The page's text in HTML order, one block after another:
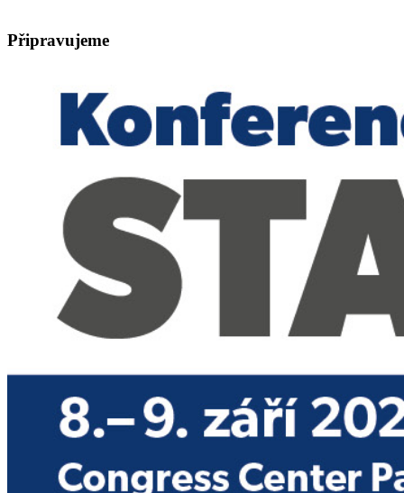
Připravujeme